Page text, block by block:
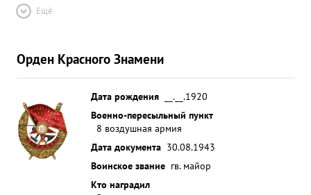
отличное выполнение боевых заданий
Ещё
Орден Красного Знамени
Дата рождения
__.__.1920
Военно-пересыльный пункт
8 воздушная армия
Дата документа 30.08.1943
Воинское звание гв. майор
Кто наградил